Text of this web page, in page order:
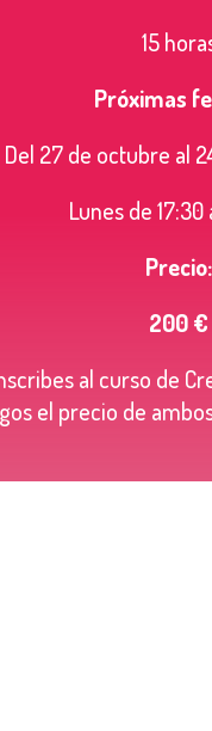
15
Próximas
Del 27 de octubre al
Lunes de
Precio:
200 €
al curso de
el precio de